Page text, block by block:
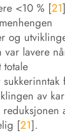
<10 % [21
og
var lavere
totale
av
[21].